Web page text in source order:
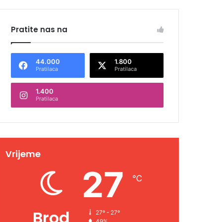
Pratite nas na
44.000
Pratilaca
1.800
Pratilaca
1.400
Pratilaca
Vrijeme
27 ℃
27º - 27º